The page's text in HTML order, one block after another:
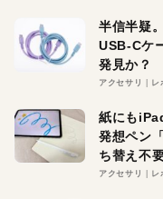
半信半疑
USB-Cケ
発見か？
アクセサリ レ
紙にも
発想ペン
ち替え不
アクセサリ レ